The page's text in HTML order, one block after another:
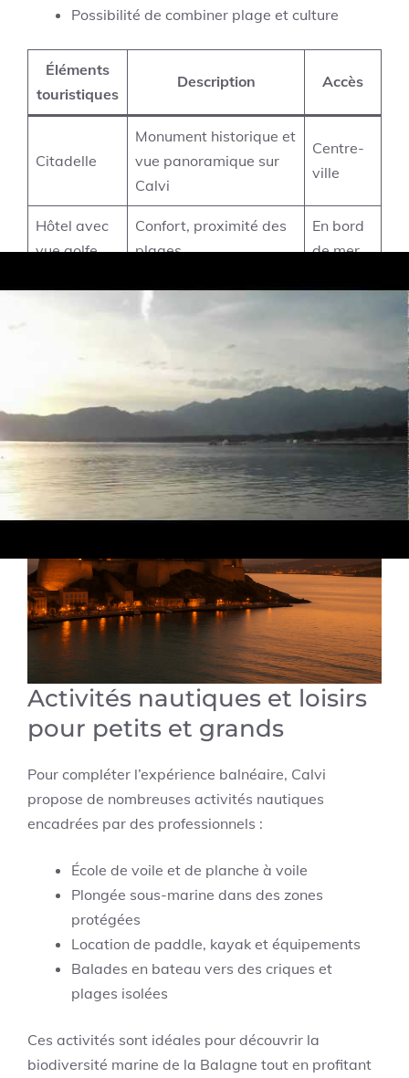
Possibilité de combiner plage et culture
Éléments
touristiques
Description Accès
Citadelle
Monument historique et
vue panoramique sur
Calvi
Centre-
ville
Hôtel avec
vue golfe
Confort, proximité des
plages
En bord
de mer
Produits corses,
Centre-
Domaines
viticoles
Dégustation vins
Corses
Balagne,
Activités nautiques et loisirs
pour petits et grands
Pour compléter l’expérience balnéaire, Calvi
propose de nombreuses activités nautiques
encadrées par des professionnels :
École de voile et de planche à voile
Plongée sous-marine dans des zones
protégées
Location de paddle, kayak et équipements
Balades en bateau vers des criques et
plages isolées
Ces activités sont idéales pour découvrir la
biodiversité marine de la Balagne tout en profitant